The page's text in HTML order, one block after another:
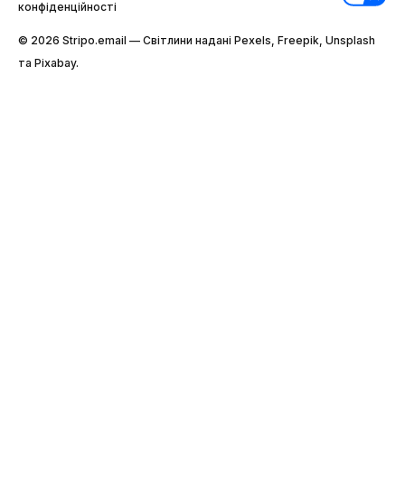
конфіденційності
© 2026 Stripо.email — Світлини надані Pexels, Freepik, Unsplash
та Pixabay.